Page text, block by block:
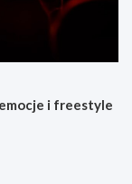
i freestyle